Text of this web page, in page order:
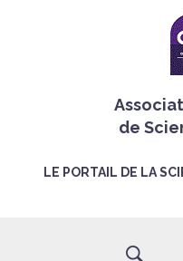
de
LE PORTAIL DE LA